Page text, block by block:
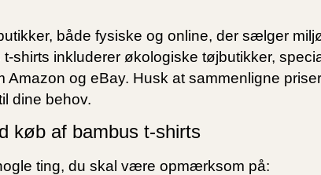
både fysiske og online, der sælger
shirts inkluderer økologiske tøjbutikker,
Amazon og eBay. Husk at sammenligne
dine behov.
køb af bambus t-shirts
ting, du skal være opmærksom på: